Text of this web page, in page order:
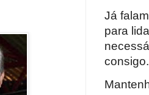
Já
para
consigo.